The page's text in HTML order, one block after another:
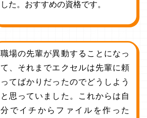
した。おすすめの資格です。
職場の先輩が異動することになっ
て、それまでエクセルは先輩に頼
ってばかりだったのでどうしよう
と思っていました。これからは自
分でイチからファイルを作った